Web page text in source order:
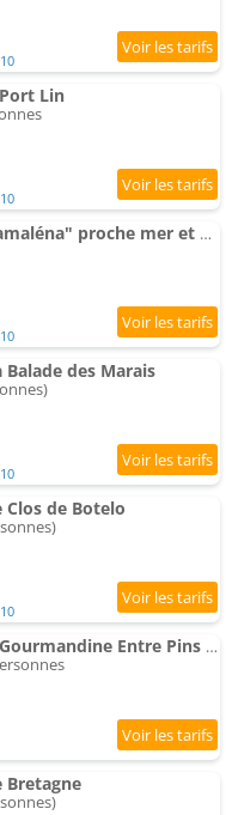
Lin
Chambre d'hôtes "Yamaléna" proche mer et au calme à La Baule
des Marais
de Botelo
Chambre d'hôtes La Gourmandine Entre Pins & Océan Pornichet à pied
Bretagne